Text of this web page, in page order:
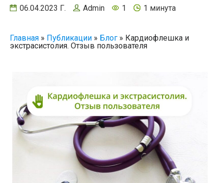
06.04.2023 Г.
Admin 1 1 минута
Главная » Публикации » Блог » Кардиофлешка и
экстрасистолия. Отзыв пользователя